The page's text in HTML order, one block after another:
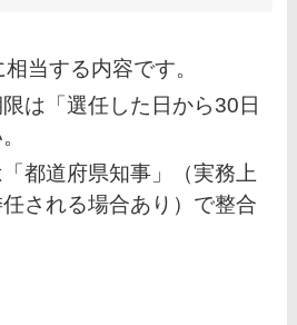
当する内容です。
は「選任した日から30日
都道府県知事」（実務上
される場合あり）で整合